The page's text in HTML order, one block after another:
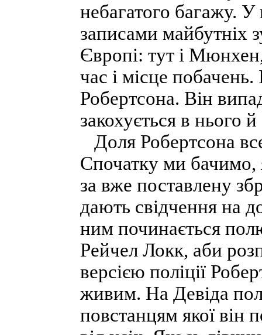
небагатого багажу.
записами майбутніх
Європі: тут і
час і місце
Робертсона. Він
закохується в нього
Доля Робертсона
Спочатку ми бачимо,
за вже поставлену
дають свідчення на
ним починається
Рейчел Локк, аби
версією поліції
живим. На Девіда
повстанцям якої він